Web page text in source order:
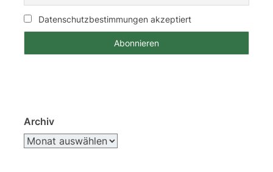
Datenschutzbestimmungen akzeptiert
Archiv